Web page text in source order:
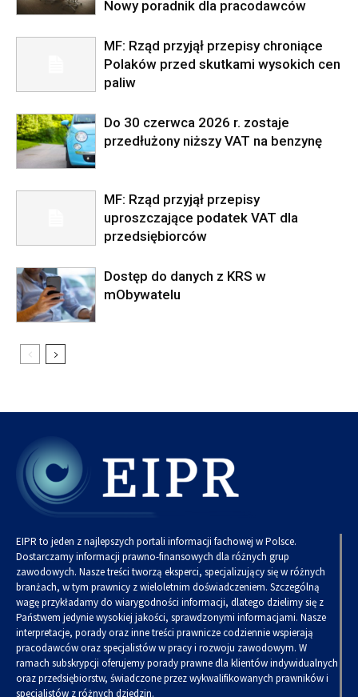
Nowy poradnik dla pracodawców
MF: Rząd przyjął przepisy chroniące
Polaków przed skutkami wysokich cen
paliw
Do 30 czerwca 2026 r. zostaje
przedłużony niższy VAT na benzynę
MF: Rząd przyjął przepisy
uproszczające podatek VAT dla
przedsiębiorców
Dostęp do danych z KRS w
mObywatelu
EIPR to jeden z najlepszych portali informacji fachowej w Polsce.
Dostarczamy informacji prawno-finansowych dla różnych grup
zawodowych. Nasze treści tworzą eksperci, specjalizujący się w różnych
branżach, w tym prawnicy z wieloletnim doświadczeniem. Szczególną
wagę przykładamy do wiarygodności informacji, dlatego dzielimy się z
Państwem jedynie wysokiej jakości, sprawdzonymi informacjami. Nasze
interpretacje, porady oraz inne treści prawnicze codziennie wspierają
pracodawców oraz specjalistów w pracy i rozwoju zawodowym. W
ramach subskrypcji oferujemy porady prawne dla klientów indywidualnych
oraz przedsiębiorstw, świadczone przez wykwalifikowanych prawników i
specjalistów z różnych dziedzin.